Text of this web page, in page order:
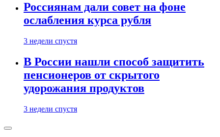
Россиянам дали совет на фоне
ослабления курса рубля
3 недели спустя
В России нашли способ защитить
пенсионеров от скрытого
удорожания продуктов
3 недели спустя